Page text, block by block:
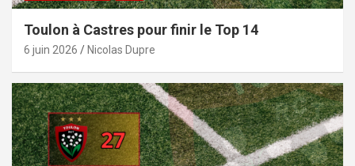
Toulon à Castres pour finir le Top 14
6 juin 2026 Nicolas Dupre